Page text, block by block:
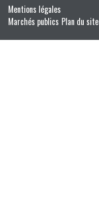
Mentions légales
Marchés publics Plan du site